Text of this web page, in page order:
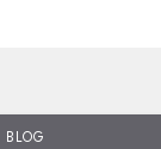
BLOG